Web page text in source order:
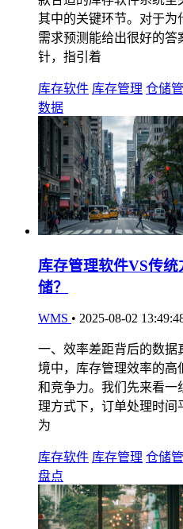
其中的关键环节。对于为
需求预测能给出很好的答
针，指引着
库存软件 库存管理 仓储
数据
库存管理软件VS传
储？
WMS • 2025-08-02
一、效率差距背后的数据
境中，库存管理效率的高
和竞争力。我们先来看一
理方式下，订单处理时间
为
库存软件 库存管理 仓储
盘点